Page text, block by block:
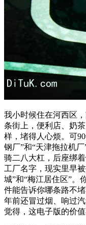
我小时候住在河西区
条街上，便利店、奶
样，堵得人心烦。可
钢厂”和“天津拖拉机
骑二八大杠，后座绑
工厂名字，现实里早
城”和“梅江居住区”。
件能告诉你哪条路不
年前还冒过烟、响过
觉得，这电子版的价值